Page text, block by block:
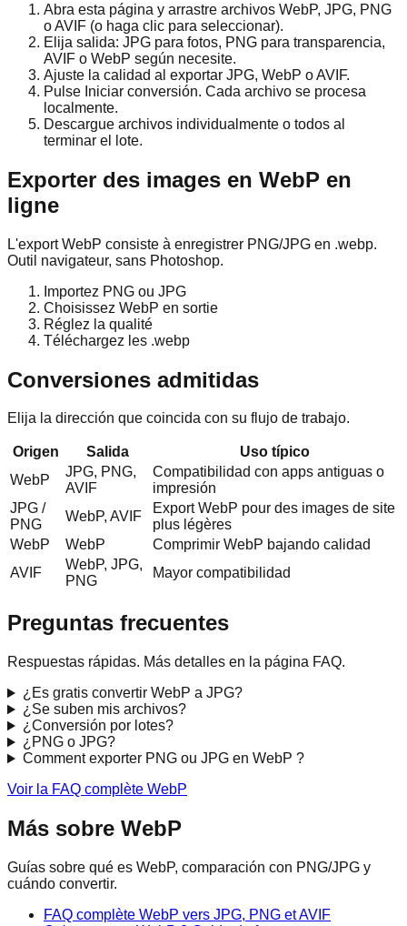
Abra esta página y arrastre archivos WebP, JPG, PNG
o AVIF (o haga clic para seleccionar).
Elija salida: JPG para fotos, PNG para transparencia,
AVIF o WebP según necesite.
Ajuste la calidad al exportar JPG, WebP o AVIF.
Pulse Iniciar conversión. Cada archivo se procesa
localmente.
Descargue archivos individualmente o todos al
terminar el lote.
Exporter des images en WebP en
ligne
L'export WebP consiste à enregistrer PNG/JPG en .webp.
Outil navigateur, sans Photoshop.
Importez PNG ou JPG
Choisissez WebP en sortie
Réglez la qualité
Téléchargez les .webp
Conversiones admitidas
Elija la dirección que coincida con su flujo de trabajo.
Origen Salida
Uso típico
WebP
JPG, PNG,
AVIF
Compatibilidad con apps antiguas o
impresión
JPG /
PNG
WebP, AVIF
Export WebP pour des images de site
plus légères
WebP
WebP
Comprimir WebP bajando calidad
AVIF
WebP, JPG,
PNG
Mayor compatibilidad
Preguntas frecuentes
Respuestas rápidas. Más detalles en la página FAQ.
¿Es gratis convertir WebP a JPG?
¿Se suben mis archivos?
¿Conversión por lotes?
¿PNG o JPG?
Comment exporter PNG ou JPG en WebP ?
Voir la FAQ complète WebP
Más sobre WebP
Guías sobre qué es WebP, comparación con PNG/JPG y
cuándo convertir.
FAQ complète WebP vers JPG, PNG et AVIF